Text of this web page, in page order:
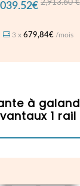
2,913.60
3 x 679,84€ /mois
à
vantaux 1 rail